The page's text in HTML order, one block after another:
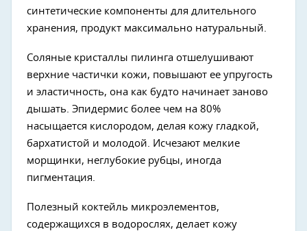
синтетические компоненты для длительного
хранения, продукт максимально натуральный.
Соляные кристаллы пилинга отшелушивают
верхние частички кожи, повышают ее упругость
и эластичность, она как будто начинает заново
дышать. Эпидермис более чем на 80%
насыщается кислородом, делая кожу гладкой,
бархатистой и молодой. Исчезают мелкие
морщинки, неглубокие рубцы, иногда
пигментация.
Полезный коктейль микроэлементов,
содержащихся в водорослях, делает кожу